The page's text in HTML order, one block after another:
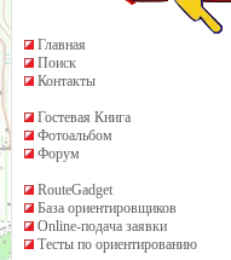
Главная
Поиск
Контакты
Гостевая Книга
Фотоальбом
Форум
RouteGadget
База ориентировщиков
Online-подача заявки
Тесты по ориентированию